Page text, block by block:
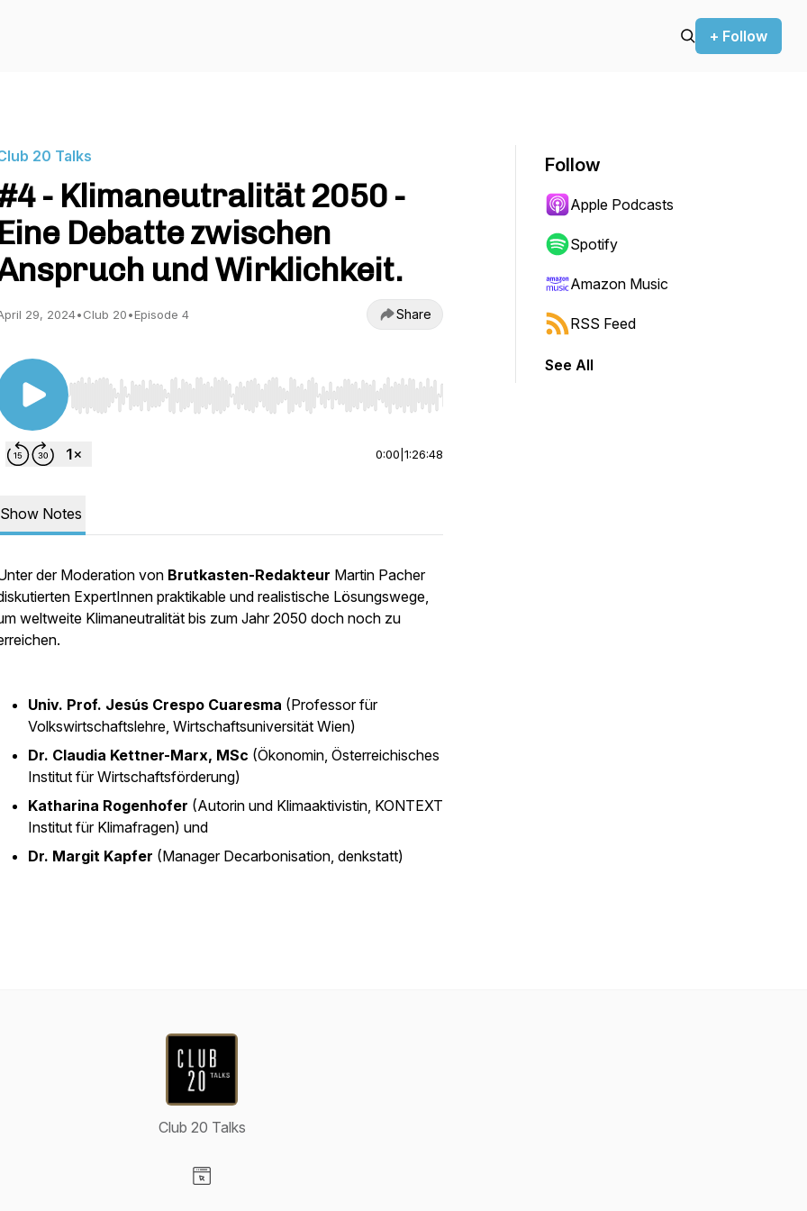
+ Follow
20 Talks
- Klimaneutralität 2050 -
Eine Debatte zwischen
und Wirklichkeit.
29, 2024•Club 20•Episode 4 Share
Use Left/Right to seek, Home/End to jump to start or end. Hold shift to jump forward or backward.
0:00 1:26:48
Show Notes
der Moderation von Brutkasten-Redakteur Martin Pacher
ExpertInnen praktikable und realistische Lösungswege,
weltweite Klimaneutralität bis zum Jahr 2050 doch noch zu
Univ. Prof. Jesús Crespo Cuaresma (Professor für
Volkswirtschaftslehre, Wirtschaftsuniversität Wien)
Dr. Claudia Kettner-Marx, MSc (Ökonomin, Österreichisches
Institut für Wirtschaftsförderung)
Katharina Rogenhofer (Autorin und Klimaaktivistin, KONTEXT
Institut für Klimafragen) und
Dr. Margit Kapfer (Manager Decarbonisation, denkstatt)
Follow
Apple Podcasts
Spotify
Amazon Music
RSS Feed
See All
Club 20 Talks